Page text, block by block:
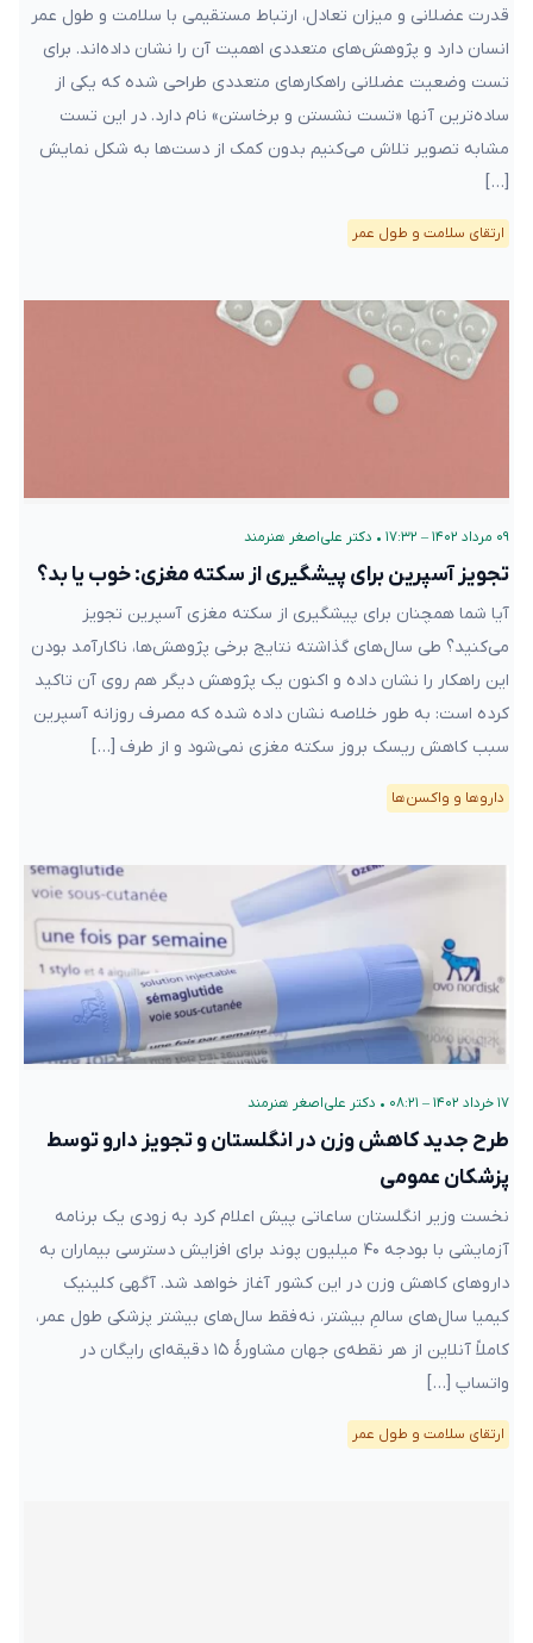
قدرت عضلانی و میزان تعادل، ارتباط مستقیمی با سلامت و طول عمر
انسان دارد و پژوهش‌های متعددی اهمیت آن را نشان‌ داده‌اند. برای
تست وضعیت عضلانی راهکارهای متعددی طراحی شده که یکی از
ساده‌ترین آنها «تست نشستن و برخاستن» نام دارد. در این تست
مشابه تصویر تلاش می‌کنیم بدون کمک از دست‌ها به شکل نمایش
[…]
ارتقای سلامت و طول عمر
۰۹ مرداد ۱۴۰۲ – ۱۷:۳۲ • دکتر علی‌اصغر هنرمند
تجویز آسپرین برای پیشگیری از سکته مغزی: خوب یا بد؟
آیا شما همچنان برای پیشگیری از سکته مغزی‌ آسپرین تجویز
می‌کنید؟ طی سال‌های گذاشته نتایج برخی پژوهش‌ها، ناکارآمد بودن
این راهکار را نشان داده و اکنون یک پژوهش دیگر هم روی آن تاکید
کرده است: به طور خلاصه نشان داده شده که مصرف روزانه آسپرین
سبب کاهش ریسک بروز سکته مغزی نمی‌شود و از طرف […]
دارو‌ها و واکسن‌ها
۱۷ خرداد ۱۴۰۲ – ۰۸:۲۱ • دکتر علی‌اصغر هنرمند
طرح جدید کاهش وزن در انگلستان و تجویز دارو توسط
پزشکان عمومی
نخست وزیر انگلستان ساعاتی پیش اعلام کرد به زودی یک برنامه
آزمایشی با بودجه ۴۰ میلیون پوند برای افزایش دسترسی بیماران به
داروهای کاهش وزن در این کشور آغاز خواهد شد. آگهی کلینیک
کیمیا سال‌های سالمِ بیشتر، نه فقط سال‌های بیشتر پزشکی طول عمر،
کاملاً آنلاین از هر نقطه‌ی جهان مشاورهٔ ۱۵ دقیقه‌ای رایگان در
واتساپ […]
ارتقای سلامت و طول عمر